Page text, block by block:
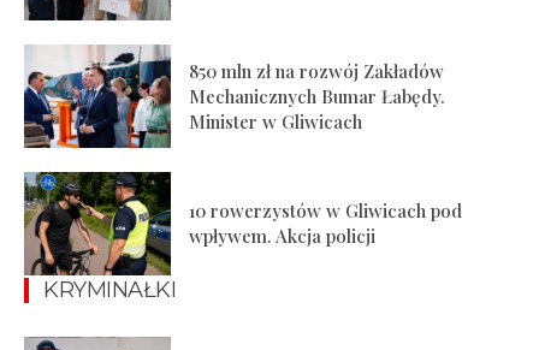
850 mln zł na rozwój Zakładów
Mechanicznych Bumar Łabędy.
Minister w Gliwicach
10 rowerzystów w Gliwicach pod
wpływem. Akcja policji
KRYMINAŁKI